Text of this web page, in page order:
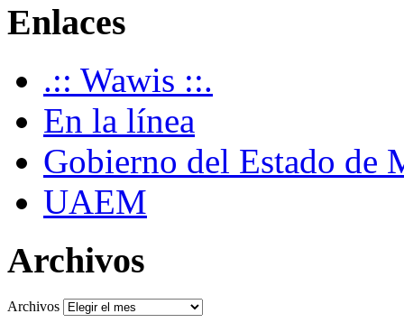
Enlaces
.:: Wawis ::.
En la línea
Gobierno del Estado de
UAEM
Archivos
Archivos